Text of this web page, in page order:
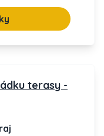
terasy -